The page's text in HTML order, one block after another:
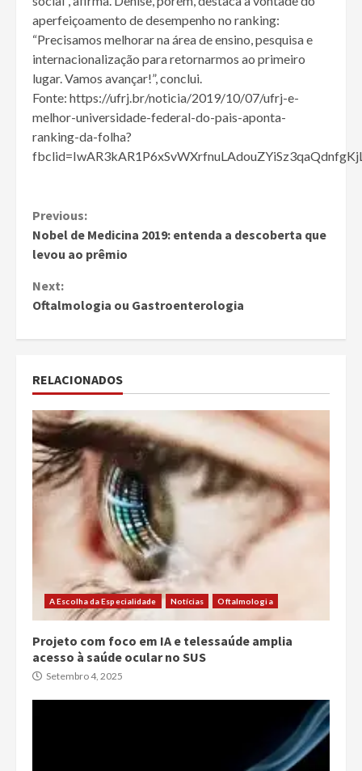
aperfeiçoamento de desempenho no ranking:
“Precisamos melhorar na área de ensino, pesquisa e
internacionalização para retornarmos ao primeiro
lugar. Vamos avançar!”, conclui.
Fonte: https://ufrj.br/noticia/2019/10/07/ufrj-e-
melhor-universidade-federal-do-pais-aponta-
ranking-da-folha?
Continue
Reading
Previous:
Nobel de Medicina 2019: entenda a descoberta que
levou ao prêmio
Next:
Oftalmologia ou Gastroenterologia
RELACIONADOS
A Escolha da Especialidade Notícias Oftalmologia
Projeto com foco em IA e telessaúde amplia
acesso à saúde ocular no SUS
Setembro 4, 2025